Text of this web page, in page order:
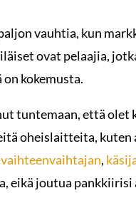
vauhtia, kun
ovat pelaajia,
kokemusta.
tuntemaan, että
oheislaitteita, kuten
vaihteenvaihtajan,
eikä joutua pankkiirisi